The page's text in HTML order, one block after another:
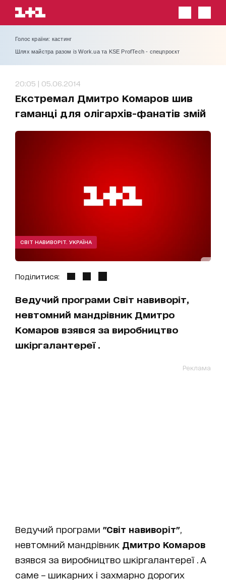
Голос країни: кастинг
Шлях майстра разом із Work.ua та KSE ProfTech - спецпроєкт
20:05 | 05.06.2014
Екстремал Дмитро Комаров шив
гаманці для олігархів-фанатів змій
СВІТ НАВИВОРІТ. УКРАЇНА
Поділитися:
Ведучий програми Світ навиворіт,
невтомний мандрівник Дмитро
Комаров взявся за виробництво
шкіргалантереї .
Реклама
Ведучий програми "Світ навиворіт"
невтомний мандрівник Дмитро Комаров
взявся за виробництво шкіргалантереї . А
саме – шикарних і захмарно дорогих